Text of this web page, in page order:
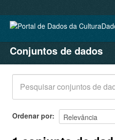
CONJUNTOS DE DADOS
ORGANIZAÇÕES
GRUPOS
SOBRE
Conjuntos de dados
Ordenar por